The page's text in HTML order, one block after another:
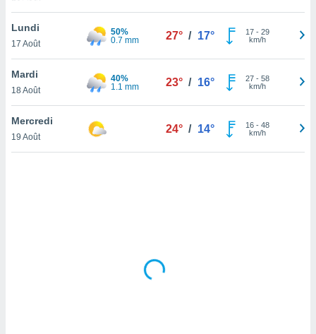
en
de
Lundi
17 Août
50%
0.7 mm
27° / 17° 17- 29
km/h
Mardi
18 Août
40%
1.1 mm
23° / 16° 27- 58
km/h
Mercredi
19 Août
24° / 14° 16- 48
km/h